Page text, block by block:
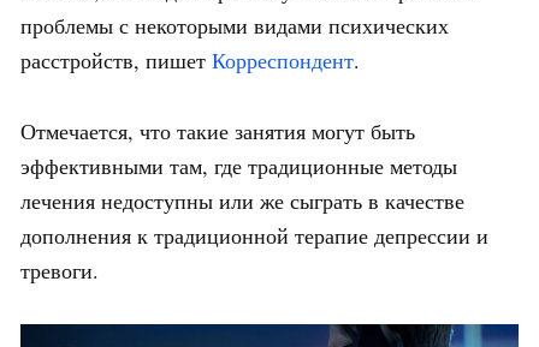
проблемы с некоторыми видами психических
расстройств, пишет Корреспондент.
Отмечается, что такие занятия могут быть
эффективными там, где традиционные методы
лечения недоступны или же сыграть в качестве
дополнения к традиционной терапие депрессии и
тревоги.